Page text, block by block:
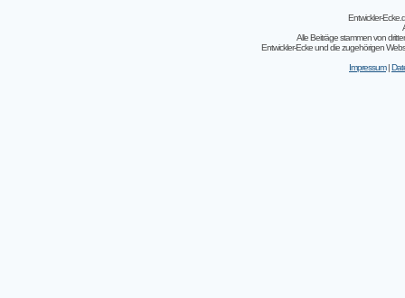
Entwickler-
Alle Beiträge stammen von
Entwickler-Ecke und die zugehörigen
Impressum|